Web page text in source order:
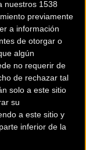
nuestros 1538
previamente
a información
de otorgar o
algún
no requerir de
de rechazar tal
solo a este sitio
su
a este sitio y
inferior de la